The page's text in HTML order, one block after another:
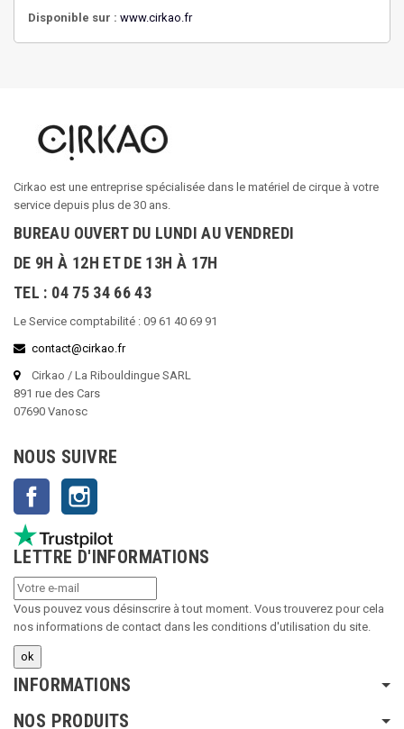
Disponible sur : www.cirkao.fr
Cirkao est une entreprise spécialisée dans le matériel de cirque à votre
service depuis plus de 30 ans.
BUREAU OUVERT DU LUNDI AU VENDREDI
DE 9H À 12H ET DE 13H À 17H
TEL : 04 75 34 66 43
Le Service comptabilité : 09 61 40 69 91
contact@cirkao.fr
Cirkao / La Ribouldingue SARL
891 rue des Cars
07690 Vanosc
NOUS SUIVRE
Facebook
LETTRE D'INFORMATIONS
Vous pouvez vous désinscrire à tout moment. Vous trouverez pour cela
nos informations de contact dans les conditions d'utilisation du site.
INFORMATIONS
NOS PRODUITS